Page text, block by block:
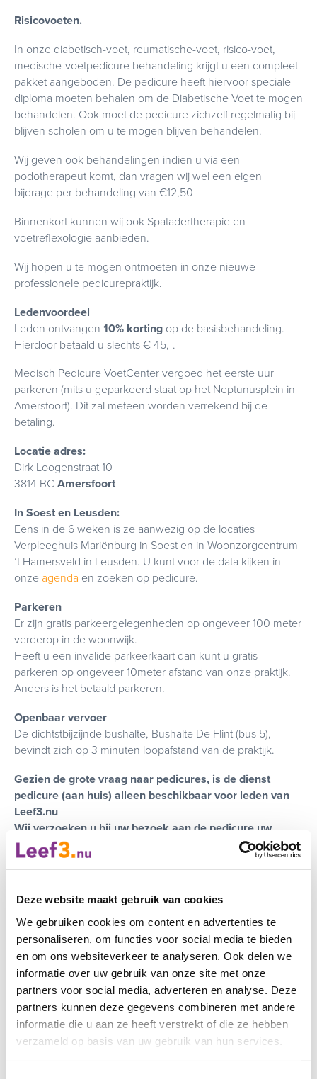
Deze website maakt gebruik van cookies
We gebruiken cookies om content en advertenties te
personaliseren, om functies voor social media te bieden
en om ons websiteverkeer te analyseren. Ook delen we
informatie over uw gebruik van onze site met onze
partners voor social media, adverteren en analyse. Deze
partners kunnen deze gegevens combineren met andere
informatie die u aan ze heeft verstrekt of die ze hebben
verzameld op basis van uw gebruik van hun services.
Risicovoeten.
In onze diabetisch-voet, reumatische-voet, risico-voet,
medische-voetpedicure behandeling krijgt u een compleet
pakket aangeboden. De pedicure heeft hiervoor speciale
diploma moeten behalen om de Diabetische Voet te mogen
behandelen. Ook moet de pedicure zichzelf regelmatig bij
blijven scholen om u te mogen blijven behandelen.
Wij geven ook behandelingen indien u via een
podotherapeut komt, dan vragen wij wel een eigen
bijdrage per behandeling van €12,50
Binnenkort kunnen wij ook Spatadertherapie en
voetreflexologie aanbieden.
Wij hopen u te mogen ontmoeten in onze nieuwe
professionele pedicurepraktijk.
Ledenvoordeel
Leden ontvangen 10% korting op de basisbehandeling.
Hierdoor betaald u slechts € 45,-.
Medisch Pedicure VoetCenter vergoed het eerste uur
parkeren (mits u geparkeerd staat op het Neptunusplein in
Amersfoort). Dit zal meteen worden verrekend bij de
betaling.
Locatie adres:
Dirk Loogenstraat 10
3814 BC Amersfoort
In Soest en Leusden:
Eens in de 6 weken is ze aanwezig op de locaties
Verpleeghuis Mariënburg in Soest en in Woonzorgcentrum
’t Hamersveld in Leusden. U kunt voor de data kijken in
onze agenda en zoeken op pedicure.
Parkeren
Er zijn gratis parkeergelegenheden op ongeveer 100 meter
verderop in de woonwijk.
Heeft u een invalide parkeerkaart dan kunt u gratis
parkeren op ongeveer 10meter afstand van onze praktijk.
Anders is het betaald parkeren.
Openbaar vervoer
De dichtstbijzijnde bushalte, Bushalte De Flint (bus 5),
bevindt zich op 3 minuten loopafstand van de praktijk.
Gezien de grote vraag naar pedicures, is de dienst
pedicure (aan huis) alleen beschikbaar voor leden van
Leef3.nu
Wij verzoeken u bij uw bezoek aan de pedicure uw
ledenpas te tonen.
Ledenvoordeel 10% korting op de basisbehandeling
Werkgebied
Regio Eemland, Achterveld, Amersfoort, Baarn,
Bunschoten-Spakenburg, Eemnes, Hoevelaken, Hoogland,
Hooglanderveen, Leusden, Nijkerk, Nijkerkerveen, Soest,
Soestdijk, Soesterberg, Woudenberg